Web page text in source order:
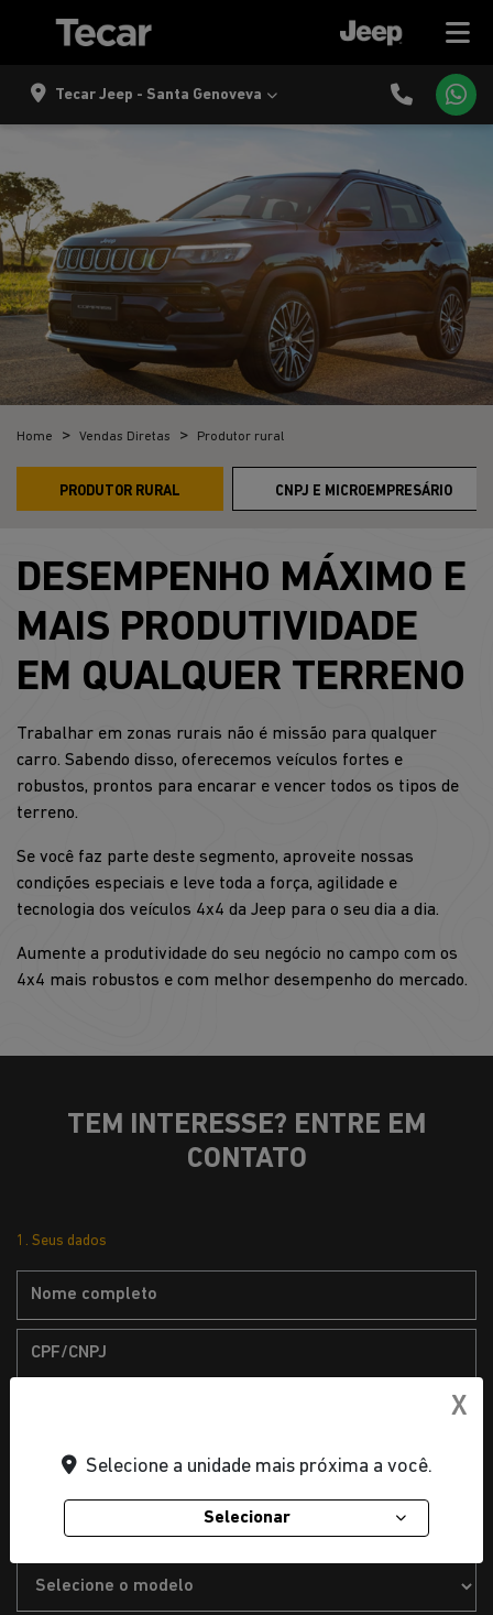
Tecar Jeep - Santa Genoveva
Home Vendas Diretas Produtor rural
CNPJ E MICROEMPRESÁRIO
PRODUTOR RURAL
DESEMPENHO MÁXIMO E
MAIS PRODUTIVIDADE
EM QUALQUER TERRENO
Trabalhar em zonas rurais não é missão para qualquer
carro. Sabendo disso, oferecemos veículos fortes e
robustos, prontos para encarar e vencer todos os tipos de
terreno.
Se você faz parte deste segmento, aproveite nossas
condições especiais e leve toda a força, agilidade e
tecnologia dos veículos 4x4 da Jeep para o seu dia a dia.
Aumente a produtividade do seu negócio no campo com os
4x4 mais robustos e com melhor desempenho do mercado.
TEM INTERESSE? ENTRE EM
CONTATO
1. Seus dados
2. Dados do veículo de interesse
X
Selecione a unidade mais próxima a você.
Selecionar